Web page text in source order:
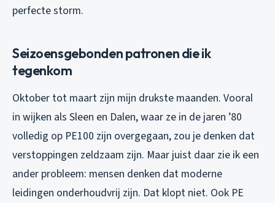
perfecte storm.
Seizoensgebonden patronen die ik
tegenkom
Oktober tot maart zijn mijn drukste maanden. Vooral
in wijken als Sleen en Dalen, waar ze in de jaren ’80
volledig op PE100 zijn overgegaan, zou je denken dat
verstoppingen zeldzaam zijn. Maar juist daar zie ik een
ander probleem: mensen denken dat moderne
leidingen onderhoudvrij zijn. Dat klopt niet. Ook PE